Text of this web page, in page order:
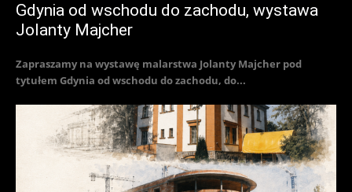
Gdynia od wschodu do zachodu, wystawa
Jolanty Majcher
Zapraszamy na wystawę malarstwa Jolanty Majcher pod
tytułem Gdynia od wschodu do zachodu, do...